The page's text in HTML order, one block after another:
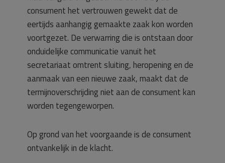
consument het vertrouwen gewekt dat de
eertijds aanhangig gemaakte zaak kon worden
voortgezet. De verwarring die is ontstaan door
onduidelijke communicatie vanuit het
secretariaat omtrent sluiting, heropening en de
aanmaak van een nieuwe zaak, maakt dat de
termijnoverschrijding niet aan de consument kan
worden tegengeworpen.
Op grond van het voorgaande is de consument
ontvankelijk in de klacht.